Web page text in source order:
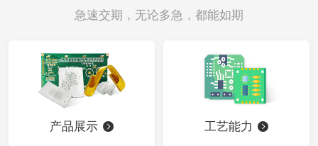
急速交期，无论多急，都能如期
产品展示 工艺能力